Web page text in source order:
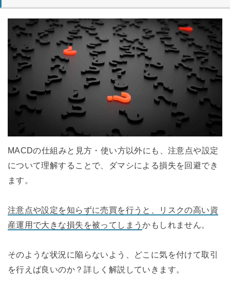
MACDの仕組みと見方・使い方以外にも、注意点や設定
について理解することで、ダマシによる損失を回避でき
ます。
注意点や設定を知らずに売買を行うと、リスクの高い資
産運用で大きな損失を被ってしまうかもしれません。
そのような状況に陥らないよう、どこに気を付けて取引
を行えば良いのか？詳しく解説していきます。